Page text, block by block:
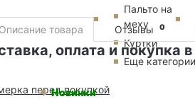
Пальто на
меху
Куртки
Еще категории
Новинки
Описание товара Отзывы 0
оплата и покупка
перед покупкой